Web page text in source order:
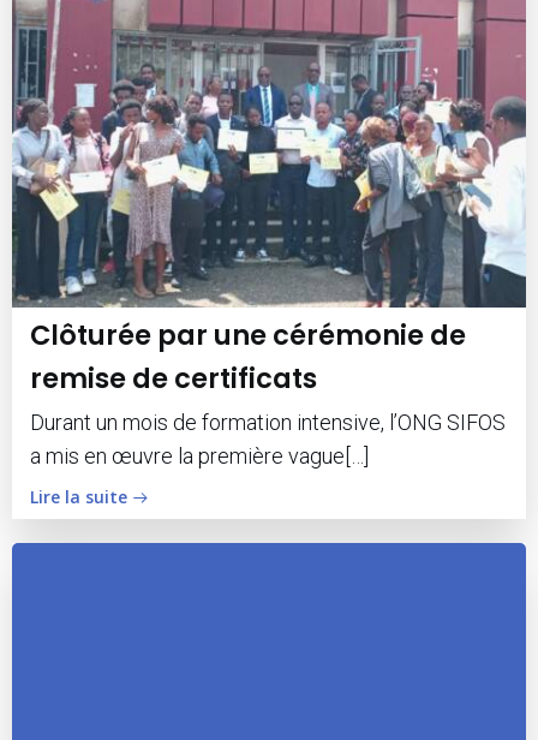
Clôturée par une cérémonie de
remise de certificats
Durant un mois de formation intensive, l’ONG SIFOS
a mis en œuvre la première vague[…]
Lire la suite